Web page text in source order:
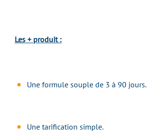
Les + produit :
Une formule souple de 3 à 90 jours.
Une tarification simple.